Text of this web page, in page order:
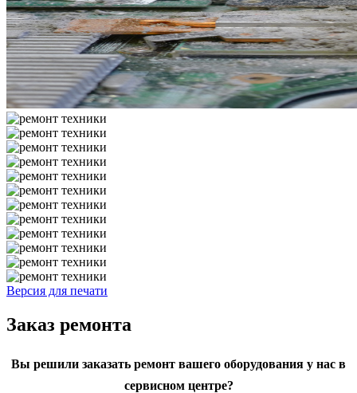
Версия для печати
Заказ ремонта
Вы решили заказать ремонт вашего оборудования у нас в
сервисном центре?